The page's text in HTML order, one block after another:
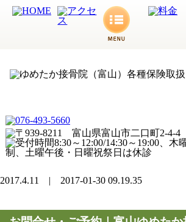
2017.4.11 | 2017-01-30 09.19.35